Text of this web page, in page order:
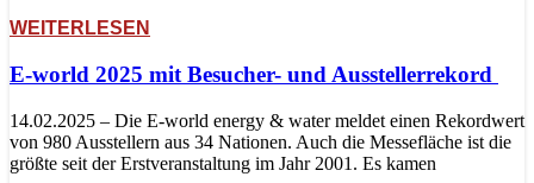
WEITERLESEN
E-world 2025 mit Besucher- und Ausstellerrekord
14.02.2025 – Die E-world energy & water meldet einen Rekordwert
von 980 Ausstellern aus 34 Nationen. Auch die Messefläche ist die
größte seit der Erstveranstaltung im Jahr 2001. Es kamen